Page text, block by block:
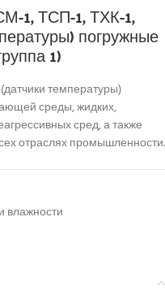
1, ТСП-1, ТХК-1,
погружные
1)
температуры)
среды, жидких,
сред, а также
отраслях промышленности.
влажности